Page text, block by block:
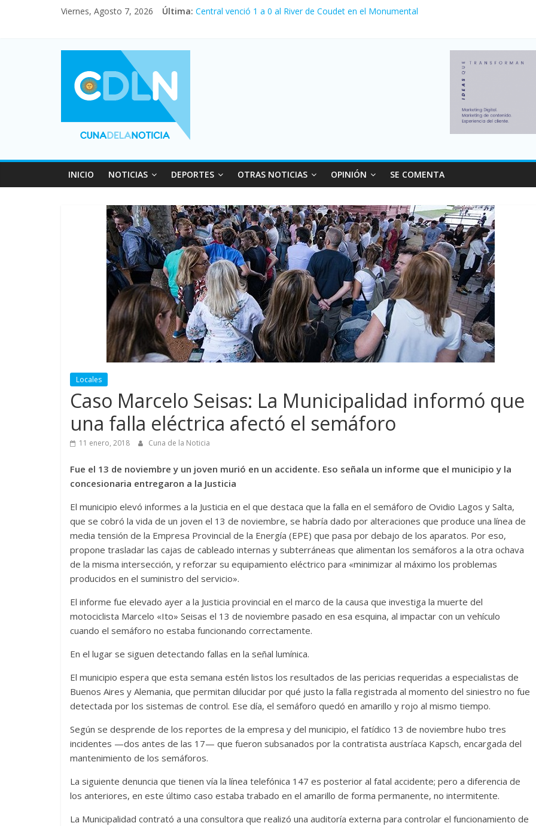
Viernes, Agosto 7, 2026 Última: Central venció 1 a 0 al River de Coudet en el Monumental
Vacaciones de invierno con más movimiento y consumo turístico: 4,6 millones de
Fuerte caída de la venta de autos usados en julio: bajó un 12,6% interanual
INICIO NOTICIAS DEPORTES OTRAS NOTICIAS OPINIÓN SE COMENTA
Locales
Caso Marcelo Seisas: La Municipalidad informó que
una falla eléctrica afectó el semáforo
11 enero, 2018 Cuna de la Noticia
Fue el 13 de noviembre y un joven murió en un accidente. Eso señala un informe que el municipio y la
concesionaria entregaron a la Justicia
El municipio elevó informes a la Justicia en el que destaca que la falla en el semáforo de Ovidio Lagos y Salta,
que se cobró la vida de un joven el 13 de noviembre, se habría dado por alteraciones que produce una línea de
media tensión de la Empresa Provincial de la Energía (EPE) que pasa por debajo de los aparatos. Por eso,
propone trasladar las cajas de cableado internas y subterráneas que alimentan los semáforos a la otra ochava
de la misma intersección, y reforzar su equipamiento eléctrico para «minimizar al máximo los problemas
producidos en el suministro del servicio».
El informe fue elevado ayer a la Justicia provincial en el marco de la causa que investiga la muerte del
motociclista Marcelo «Ito» Seisas el 13 de noviembre pasado en esa esquina, al impactar con un vehículo
cuando el semáforo no estaba funcionando correctamente.
En el lugar se siguen detectando fallas en la señal lumínica.
El municipio espera que esta semana estén listos los resultados de las pericias requeridas a especialistas de
Buenos Aires y Alemania, que permitan dilucidar por qué justo la falla registrada al momento del siniestro no fue
detectada por los sistemas de control. Ese día, el semáforo quedó en amarillo y rojo al mismo tiempo.
Según se desprende de los reportes de la empresa y del municipio, el fatídico 13 de noviembre hubo tres
incidentes —dos antes de las 17— que fueron subsanados por la contratista austríaca Kapsch, encargada del
mantenimiento de los semáforos.
La siguiente denuncia que tienen vía la línea telefónica 147 es posterior al fatal accidente; pero a diferencia de
los anteriores, en este último caso estaba trabado en el amarillo de forma permanente, no intermitente.
La Municipalidad contrató a una consultora que realizó una auditoría externa para controlar el funcionamiento de